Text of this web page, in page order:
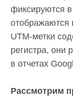
они
Если UTM-
регистра, они
таком же виде.
Рассмотрим